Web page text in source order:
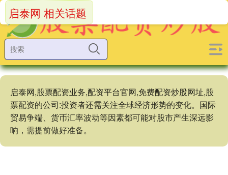
启泰网,股票配资业务,配资平台官网,免费配资炒股网址,股
票配资的公司:投资者还需关注全球经济形势的变化。国际
贸易争端、货币汇率波动等因素都可能对股市产生深远影
响，需提前做好准备。
启泰网 相关话题